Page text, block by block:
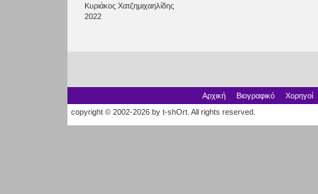
Κυριάκος Χατζημιχαηλίδης
2022
Αρχική Βιογραφικό
Χορηγοί
copyright © 2002-2026 by t-shOrt. All rights reserved.